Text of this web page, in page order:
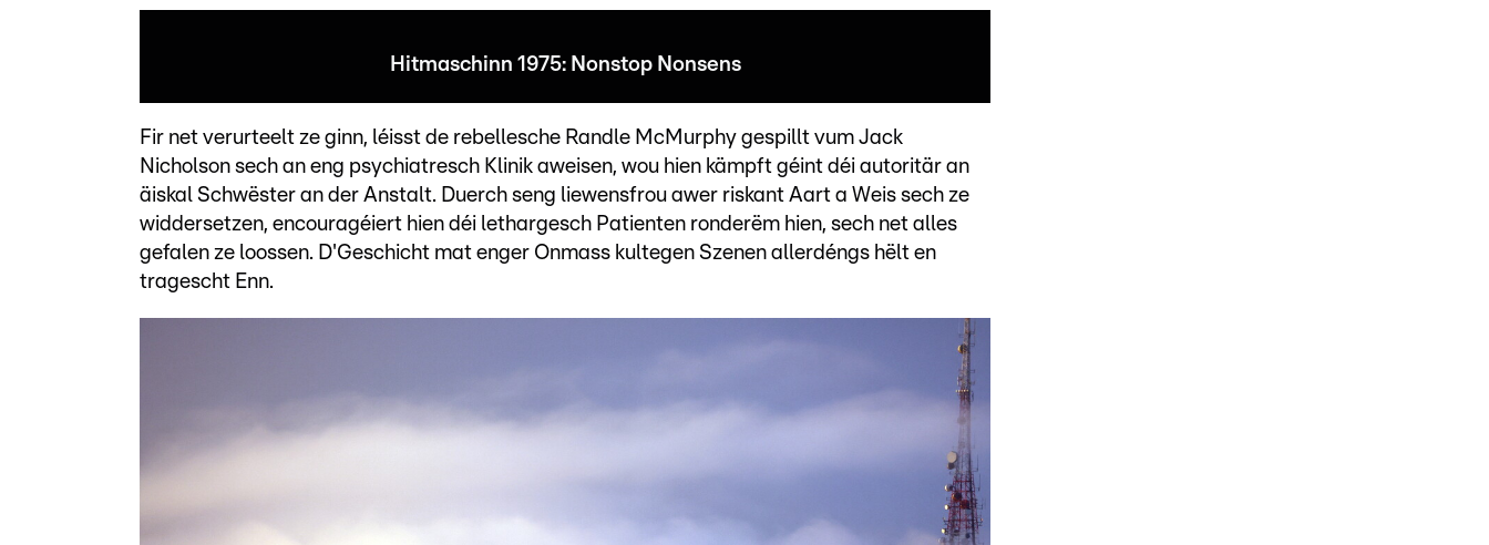
Hitmaschinn 1975: Nonstop Nonsens
Fir net verurteelt ze ginn, léisst de rebellesche Randle McMurphy gespillt vum Jack
Nicholson sech an eng psychiatresch Klinik aweisen, wou hien kämpft géint déi autoritär an
äiskal Schwëster an der Anstalt. Duerch seng liewensfrou awer riskant Aart a Weis sech ze
widdersetzen, encouragéiert hien déi lethargesch Patienten ronderëm hien, sech net alles
gefalen ze loossen. D'Geschicht mat enger Onmass kultegen Szenen allerdéngs hëlt en
tragescht Enn.